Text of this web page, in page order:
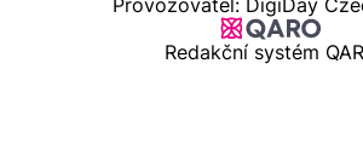
Provozovatel: DigiDay
Redakční systém